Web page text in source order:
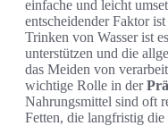
einfache und leicht
entscheidender Faktor
Trinken von Wasser ist
unterstützen und die
das Meiden von
wichtige Rolle in der
Nahrungsmittel sind oft
Fetten, die langfristig